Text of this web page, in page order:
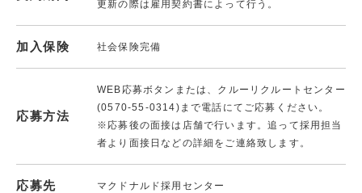
更新の際は雇用契約書によって行う。
加入保険 社会保険完備
応募方法
WEB応募ボタンまたは、クルーリクルートセンター
(0570-55-0314)まで電話にてご応募ください。
※応募後の面接は店舗で行います。追って採用担当
者より面接日などの詳細をご連絡致します。
応募先 マクドナルド採用センター